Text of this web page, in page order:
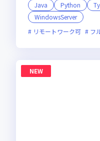
Java
Python
WindowsServer
リモートワーク可
フ
NEW